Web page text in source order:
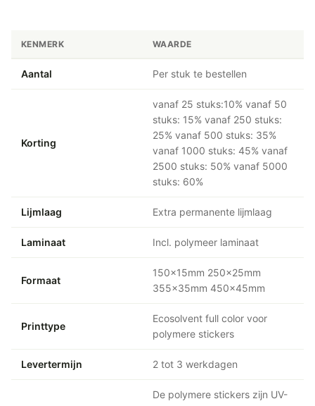
KENMERK WAARDE
Aantal Per stuk te bestellen
Korting
vanaf 25 stuks:10% vanaf 50
stuks: 15% vanaf 250 stuks:
25% vanaf 500 stuks: 35%
vanaf 1000 stuks: 45% vanaf
2500 stuks: 50% vanaf 5000
stuks: 60%
Lijmlaag Extra permanente lijmlaag
Laminaat Incl. polymeer laminaat
Formaat
150x15mm 250x25mm
355x35mm 450x45mm
Printtype
Ecosolvent full color voor
polymere stickers
Levertermijn 2 tot 3 werkdagen
De polymere stickers zijn UV-